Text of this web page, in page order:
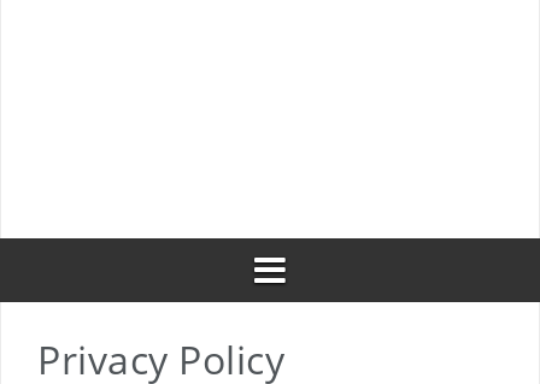
Privacy Policy